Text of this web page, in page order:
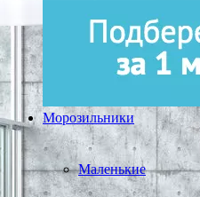
Морозильники
Маленькие